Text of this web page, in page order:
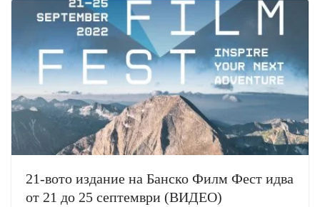
21-вото издание на Банско Филм Фест идва
от 21 до 25 септември (ВИДЕО)